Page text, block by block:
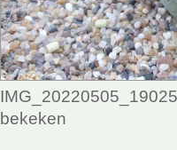
bekeken